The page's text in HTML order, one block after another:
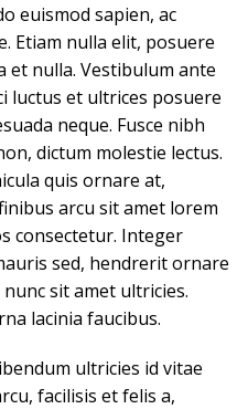
euismod sapien, ac
Etiam nulla elit, posuere
et nulla. Vestibulum ante
luctus et ultrices posuere
neque. Fusce nibh
dictum molestie lectus.
quis ornare at,
arcu sit amet lorem
consectetur. Integer
sed, hendrerit ornare
sit amet ultricies.
lacinia faucibus.
ultricies id vitae
facilisis et felis a,